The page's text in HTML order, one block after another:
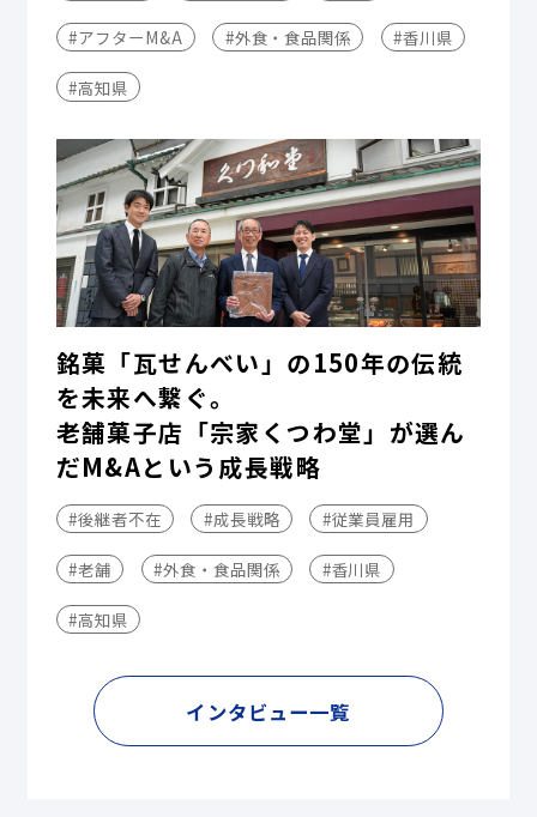
#アフターM&A #外食・食品関係 #香川県
#高知県
銘菓「瓦せんべい」の150年の伝統
を未来へ繋ぐ。
老舗菓子店「宗家くつわ堂」が選ん
だM&Aという成長戦略
#後継者不在 #成長戦略 #従業員雇用
#老舗 #外食・食品関係 #香川県
#高知県
インタビュー一覧